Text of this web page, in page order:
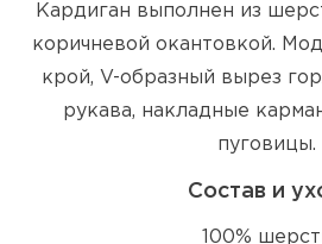
Кардиган выполнен из
коричневой окантовкой.
крой, V-образный вырез
рукава, накладные
пуговицы.
Состав и
100%